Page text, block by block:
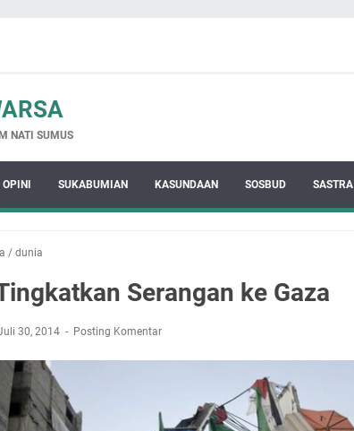
NATI SUMUS
OPINI SUKABUMIAN KASUNDAAN SOSBUD SASTRA
/ dunia
Serangan ke Gaza
30, 2014 Posting Komentar